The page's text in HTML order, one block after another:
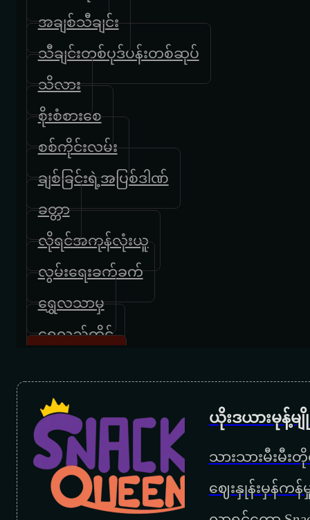
အချစ်သီချင်း
သီချင်းတစ်ပုဒ်ပန်းတစ်ဆုပ်
သိလား
စိုးစံစားစေ
စစ်ကိုင်းလမ်း
ချစ်ခြင်းရဲ့အပြစ်ဒါဏ်
ခတ္တာ
လိုရင်အကုန်လုံးယူ
လွမ်းရေးခက်ခက်
ရွှေလသာမှ
ရွှေလည်တိုင်
ဘယ်သူမှမကောင်းဘူး
ဖိုးသာထူး
နေရာဟောင်းမှာ
နေမွန်းမတည့်ခင်
ယိုးဒယားမုန့်
သားသားမီးမီး
ဈေးနှုန်းမှန်က